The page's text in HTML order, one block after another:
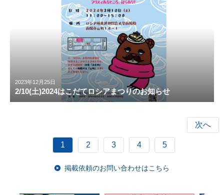
2023年12月25日
2/10(土)2024はこだてロシアまつりのお知らせ
1 2 3 4 5
次へ
掲載依頼のお問い合わせはこちら